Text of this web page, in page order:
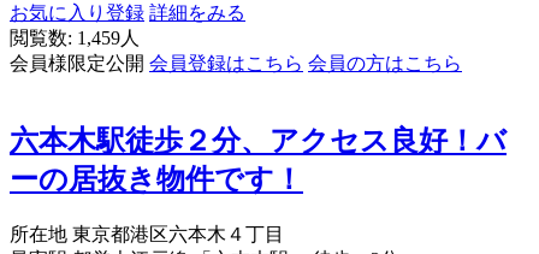
お気に入り登録 詳細をみる
閲覧数: 1,459人
会員様限定公開 会員登録はこちら 会員の方はこちら
六本木駅徒歩２分、アクセス良好！バ
ーの居抜き物件です！
所在地 東京都港区六本木４丁目